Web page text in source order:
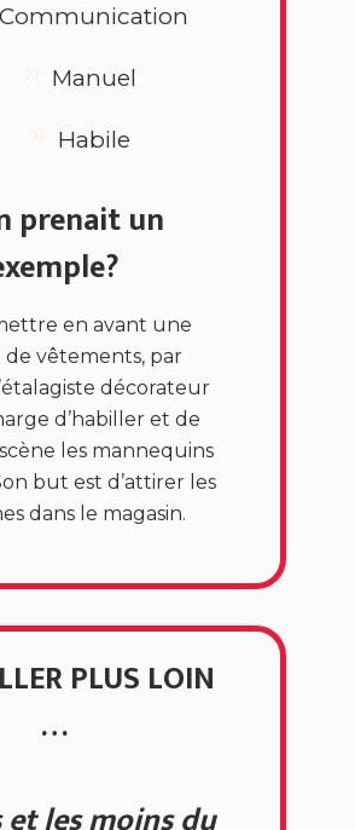
Communication
Manuel
Habile
prenait un
en avant une
de vêtements, par
décorateur
d’habiller et de
les mannequins
but est d’attirer les
dans le magasin.
PLUS LOIN
…